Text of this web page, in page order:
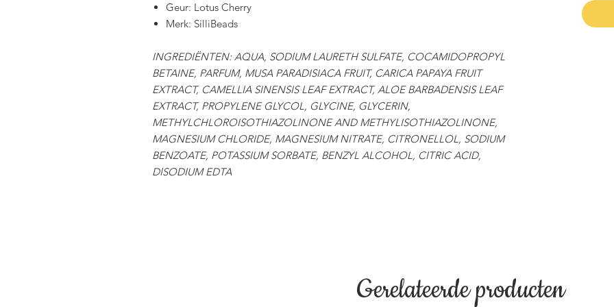
Geur: Lotus Cherry
Merk: SilliBeads
INGREDIËNTEN: AQUA, SODIUM LAURETH SULFATE, COCAMIDOPROPYL
BETAINE, PARFUM, MUSA PARADISIACA FRUIT, CARICA PAPAYA FRUIT
EXTRACT, CAMELLIA SINENSIS LEAF EXTRACT, ALOE BARBADENSIS LEAF
EXTRACT, PROPYLENE GLYCOL, GLYCINE, GLYCERIN,
METHYLCHLOROISOTHIAZOLINONE AND METHYLISOTHIAZOLINONE,
MAGNESIUM CHLORIDE, MAGNESIUM NITRATE, CITRONELLOL, SODIUM
BENZOATE, POTASSIUM SORBATE, BENZYL ALCOHOL, CITRIC ACID,
DISODIUM EDTA
Gerelateerde producten